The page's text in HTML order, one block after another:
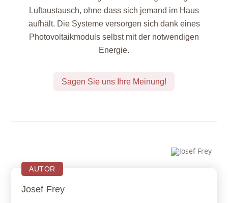
Luftaustausch, ohne dass sich jemand im Haus
aufhält. Die Systeme versorgen sich dank eines
Photovoltaikmoduls selbst mit der notwendigen
Energie.
Sagen Sie uns Ihre Meinung!
AUTOR
Josef Frey